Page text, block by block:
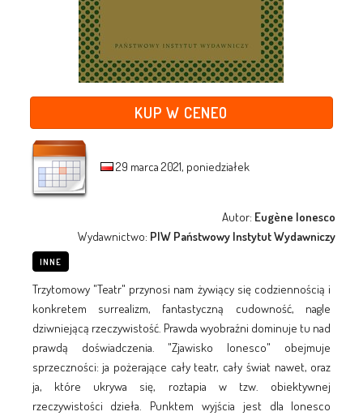
KUP W CENEO
29 marca 2021, poniedziałek
Autor: Eugène Ionesco
Wydawnictwo: PIW Państwowy Instytut Wydawniczy
INNE
Trzytomowy "Teatr" przynosi nam żywiący się codziennością i
konkretem surrealizm, fantastyczną cudowność, nagle
dziwniejącą rzeczywistość. Prawda wyobraźni dominuje tu nad
prawdą doświadczenia. "Zjawisko Ionesco" obejmuje
sprzeczności: ja pożerające cały teatr, cały świat nawet, oraz
ja, które ukrywa się, roztapia w tzw. obiektywnej
rzeczywistości dzieła. Punktem wyjścia jest dla Ionesco